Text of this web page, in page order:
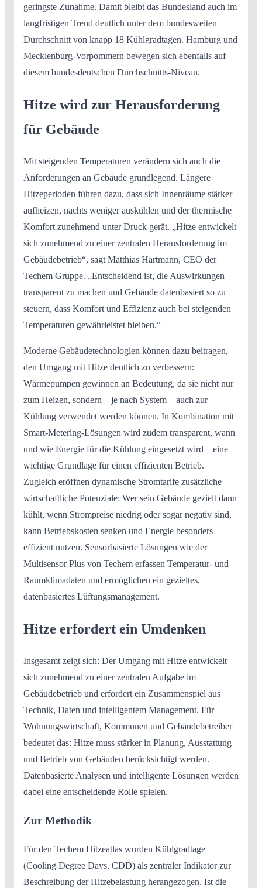
geringste Zunahme. Damit bleibt das Bundesland auch im
langfristigen Trend deutlich unter dem bundesweiten
Durchschnitt von knapp 18 Kühlgradtagen. Hamburg und
Mecklenburg-Vorpommern bewegen sich ebenfalls auf
diesem bundesdeutschen Durchschnitts-Niveau.
Hitze wird zur Herausforderung
für Gebäude
Mit steigenden Temperaturen verändern sich auch die
Anforderungen an Gebäude grundlegend. Längere
Hitzeperioden führen dazu, dass sich Innenräume stärker
aufheizen, nachts weniger auskühlen und der thermische
Komfort zunehmend unter Druck gerät. „Hitze entwickelt
sich zunehmend zu einer zentralen Herausforderung im
Gebäudebetrieb“, sagt Matthias Hartmann, CEO der
Techem Gruppe. „Entscheidend ist, die Auswirkungen
transparent zu machen und Gebäude datenbasiert so zu
steuern, dass Komfort und Effizienz auch bei steigenden
Temperaturen gewährleistet bleiben.“
Moderne Gebäudetechnologien können dazu beitragen,
den Umgang mit Hitze deutlich zu verbessern:
Wärmepumpen gewinnen an Bedeutung, da sie nicht nur
zum Heizen, sondern – je nach System – auch zur
Kühlung verwendet werden können. In Kombination mit
Smart-Metering-Lösungen wird zudem transparent, wann
und wie Energie für die Kühlung eingesetzt wird – eine
wichtige Grundlage für einen effizienten Betrieb.
Zugleich eröffnen dynamische Stromtarife zusätzliche
wirtschaftliche Potenziale: Wer sein Gebäude gezielt dann
kühlt, wenn Strompreise niedrig oder sogar negativ sind,
kann Betriebskosten senken und Energie besonders
effizient nutzen. Sensorbasierte Lösungen wie der
Multisensor Plus von Techem erfassen Temperatur- und
Raumklimadaten und ermöglichen ein gezieltes,
datenbasiertes Lüftungsmanagement.
Hitze erfordert ein Umdenken
Insgesamt zeigt sich: Der Umgang mit Hitze entwickelt
sich zunehmend zu einer zentralen Aufgabe im
Gebäudebetrieb und erfordert ein Zusammenspiel aus
Technik, Daten und intelligentem Management. Für
Wohnungswirtschaft, Kommunen und Gebäudebetreiber
bedeutet das: Hitze muss stärker in Planung, Ausstattung
und Betrieb von Gebäuden berücksichtigt werden.
Datenbasierte Analysen und intelligente Lösungen werden
dabei eine entscheidende Rolle spielen.
Zur Methodik
Für den Techem Hitzeatlas wurden Kühlgradtage
(Cooling Degree Days, CDD) als zentraler Indikator zur
Beschreibung der Hitzebelastung herangezogen. Ist die